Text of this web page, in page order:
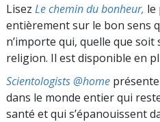
Lisez Le chemin du bonheur, le
entièrement sur le bon sens
n’importe qui, quelle que soit
religion. Il est disponible en
Scientologists @home
dans le monde entier qui
santé et qui s’épanouissent